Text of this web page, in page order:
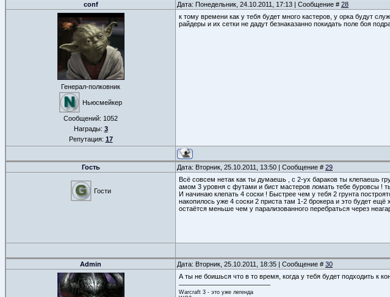
conf Дата: Понедельник, 24.10.2011, 17:13 | Сообщение # 28
Генерал-полковник
Ньюсмейкер
Сообщений: 1052
Награды: 3
Репутация: 17
к тому времени как у тебя будет много кастеров, у орка будут
райдеры и их сетки не дадут безнаказанно покидать поле боя
Гость Дата: Вторник, 25.10.2011, 13:50 | Сообщение # 29
Гости
Всё совсем нетак как ты думаешь , с 2-ух бараков ты клепаешь
амом 3 уровня с футами и бист мастеров ломать тебе буровсы !
И начинаю клепать 4 соски ! Быстрее чем у тебя 2 грунта
накопилось уже 4 соски 2 приста там 1-2 брокера и это будет
остаётся меньше чем у парализованного перебраться через
Admin Дата: Вторник, 25.10.2011, 18:35 | Сообщение # 30
А ты не боишься что в то время, когда у тебя будет подходить к
Warcraft 3 - это уже легенда